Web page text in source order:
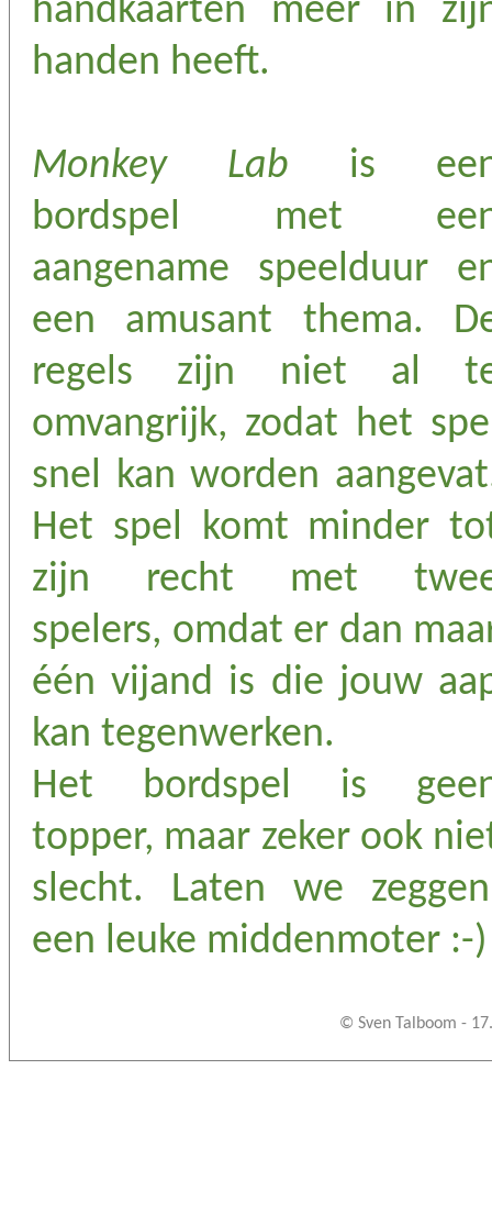
handkaarten meer in
handen heeft.
Monkey Lab is
bordspel met
aangename speelduur
een amusant thema.
regels zijn niet al
omvangrijk, zodat het
snel kan worden
Het spel komt minder
zijn recht met
spelers, omdat er dan
één vijand is die jouw
kan tegenwerken.
Het bordspel is
topper, maar zeker ook
slecht. Laten we
een leuke middenmoter :-)
© Sven Talboom -